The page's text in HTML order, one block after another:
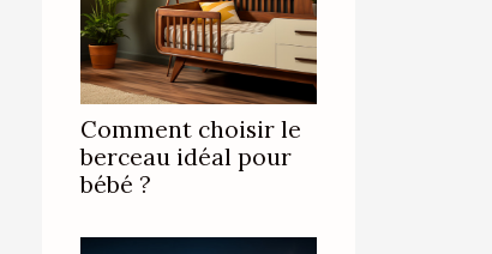
Comment choisir le
berceau idéal pour
bébé ?